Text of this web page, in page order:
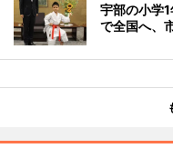
宇部の小学
で全国へ、